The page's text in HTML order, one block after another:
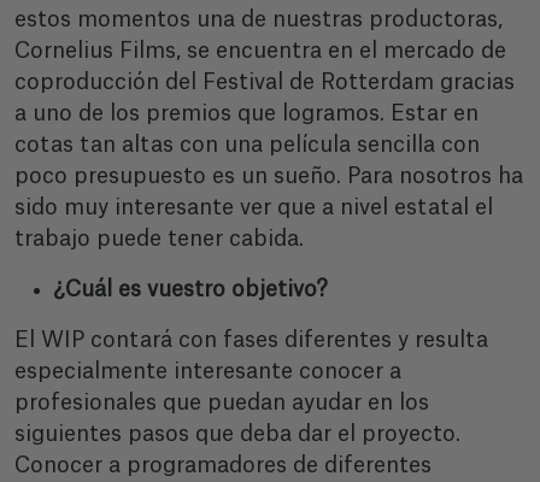
estos momentos una de nuestras productoras,
Cornelius Films, se encuentra en el mercado de
coproducción del Festival de Rotterdam gracias
a uno de los premios que logramos. Estar en
cotas tan altas con una película sencilla con
poco presupuesto es un sueño. Para nosotros ha
sido muy interesante ver que a nivel estatal el
trabajo puede tener cabida.
¿Cuál es vuestro objetivo?
El WIP contará con fases diferentes y resulta
especialmente interesante conocer a
profesionales que puedan ayudar en los
siguientes pasos que deba dar el proyecto.
Conocer a programadores de diferentes